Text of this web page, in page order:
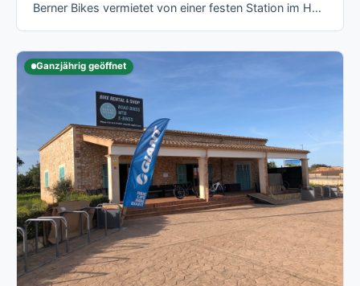
Berner Bikes vermietet von einer festen Station im Hotel THB El Cid an der Playa de Palma aus eine reine Rennrad- und E-Rennrad-Flotte mit …
Ganzjährig geöffnet